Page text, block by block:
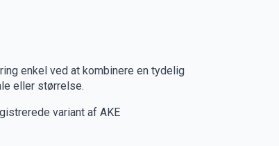
enkel ved at kombinere en tydelig
eller størrelse.
variant af AKE